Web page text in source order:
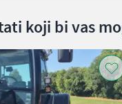
koji bi vas